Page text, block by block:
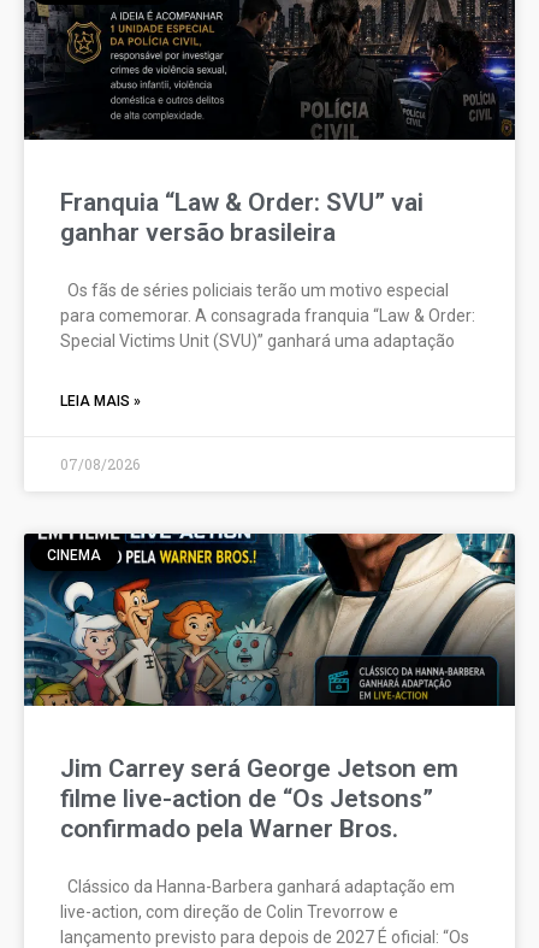
Franquia “Law & Order: SVU” vai
ganhar versão brasileira
Os fãs de séries policiais terão um motivo especial
para comemorar. A consagrada franquia “Law & Order:
Special Victims Unit (SVU)” ganhará uma adaptação
LEIA MAIS »
07/08/2026
CINEMA
Jim Carrey será George Jetson em
filme live-action de “Os Jetsons”
confirmado pela Warner Bros.
Clássico da Hanna-Barbera ganhará adaptação em
live-action, com direção de Colin Trevorrow e
lançamento previsto para depois de 2027 É oficial: “Os